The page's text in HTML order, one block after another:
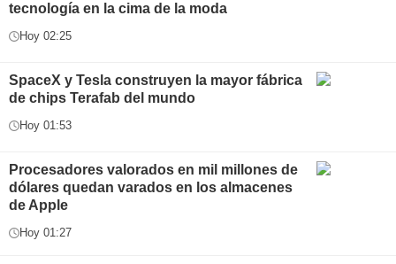
tecnología en la cima de la moda
Hoy 02:25
SpaceX y Tesla construyen la mayor fábrica
de chips Terafab del mundo
Hoy 01:53
Procesadores valorados en mil millones de
dólares quedan varados en los almacenes
de Apple
Hoy 01:27